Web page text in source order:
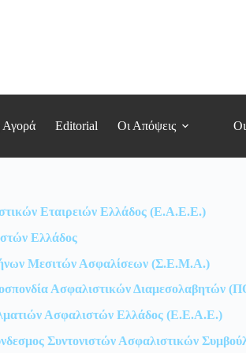
Αγορά Editorial Οι Απόψεις
Εταιρειών Ελλάδος (Ε.Α.Ε.Ε.)
Ελλάδος
Μεσιτών Ασφαλίσεων (Σ.Ε.Μ.Α.)
Ασφαλιστικών Διαμεσολαβητών
Ασφαλιστών Ελλάδος (Ε.Ε.Α.Ε.)
Συντονιστών Ασφαλιστικών